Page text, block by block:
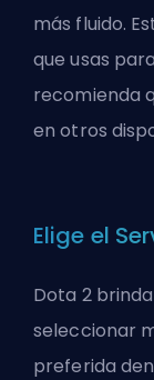
más fluido.
que usas
recomienda
en otros
Elige el
Dota 2
seleccionar
preferida